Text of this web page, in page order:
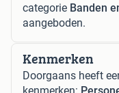
categorie Banden
aangeboden.
Kenmerken
Doorgaans heeft